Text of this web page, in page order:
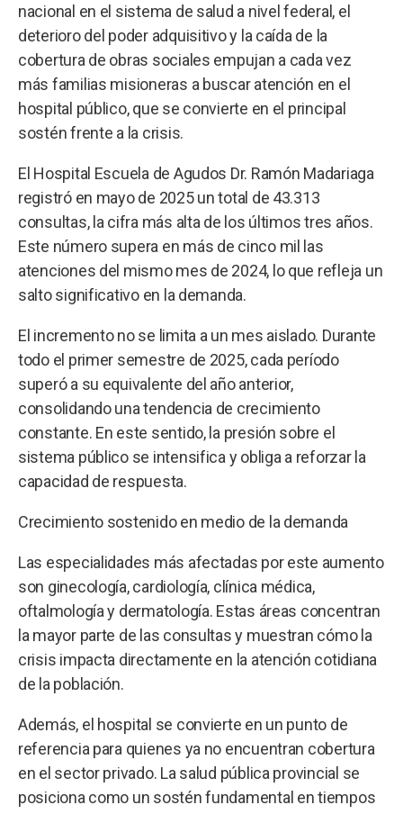
nacional en el sistema de salud a nivel federal, el
deterioro del poder adquisitivo y la caída de la
cobertura de obras sociales empujan a cada vez
más familias misioneras a buscar atención en el
hospital público, que se convierte en el principal
sostén frente a la crisis.
El Hospital Escuela de Agudos Dr. Ramón Madariaga
registró en mayo de 2025 un total de 43.313
consultas, la cifra más alta de los últimos tres años.
Este número supera en más de cinco mil las
atenciones del mismo mes de 2024, lo que refleja un
salto significativo en la demanda.
El incremento no se limita a un mes aislado. Durante
todo el primer semestre de 2025, cada período
superó a su equivalente del año anterior,
consolidando una tendencia de crecimiento
constante. En este sentido, la presión sobre el
sistema público se intensifica y obliga a reforzar la
capacidad de respuesta.
Crecimiento sostenido en medio de la demanda
Las especialidades más afectadas por este aumento
son ginecología, cardiología, clínica médica,
oftalmología y dermatología. Estas áreas concentran
la mayor parte de las consultas y muestran cómo la
crisis impacta directamente en la atención cotidiana
de la población.
Además, el hospital se convierte en un punto de
referencia para quienes ya no encuentran cobertura
en el sector privado. La salud pública provincial se
posiciona como un sostén fundamental en tiempos